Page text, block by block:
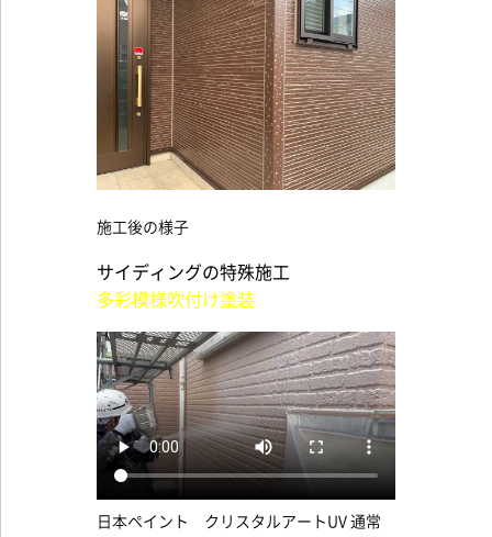
施工後の様子
サイディングの特殊施工
多彩模様吹付け塗装
日本ペイント クリスタルアートUV 通常